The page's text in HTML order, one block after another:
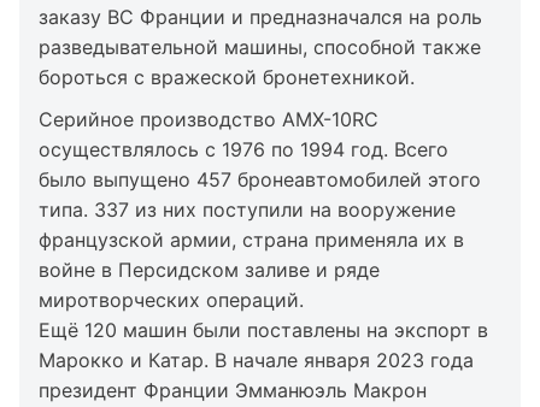
заказу ВС Франции и предназначался на роль
разведывательной машины, способной также
бороться с вражеской бронетехникой.
Серийное производство AMX-10RC
осуществлялось с 1976 по 1994 год. Всего
было выпущено 457 бронеавтомобилей этого
типа. 337 из них поступили на вооружение
французской армии, страна применяла их в
войне в Персидском заливе и ряде
миротворческих операций.
Ещё 120 машин были поставлены на экспорт в
Марокко и Катар. В начале января 2023 года
президент Франции Эмманюэль Макрон